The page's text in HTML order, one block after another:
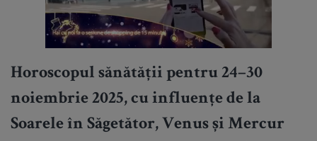
Horoscopul sănătății pentru 24–30
noiembrie 2025, cu influențe de la
Soarele în Săgetător, Venus și Mercur